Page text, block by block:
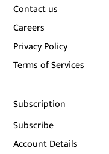
Contact us
Careers
Privacy Policy
Terms of Services
Subscription
Subscribe
Account Details